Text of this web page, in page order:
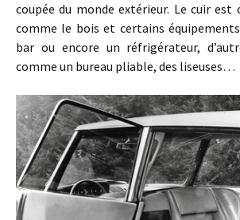
coupée du monde extérieur. Le cuir
comme le bois et certains
bar ou encore un réfrigérateur,
comme un bureau pliable, des liseuses…